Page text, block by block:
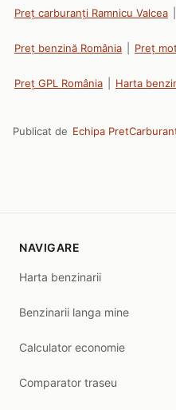
Preț carburanți Ramnicu Valcea
Preț benzină România Preț
Preț GPL România Harta
Publicat de Echipa
NAVIGARE
Harta benzinarii
Benzinarii langa mine
Calculator economie
Comparator traseu